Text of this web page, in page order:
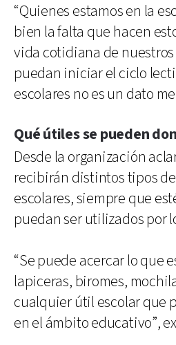
“Quienes estamos en la
bien la falta que hacen
vida cotidiana de nuestros
puedan iniciar el ciclo
escolares no es un dato
Qué útiles se pueden
Desde la organización
recibirán distintos tipos
escolares, siempre que
puedan ser utilizados por
“Se puede acercar lo que
lapiceras, biromes,
cualquier útil escolar que
en el ámbito educativo”,